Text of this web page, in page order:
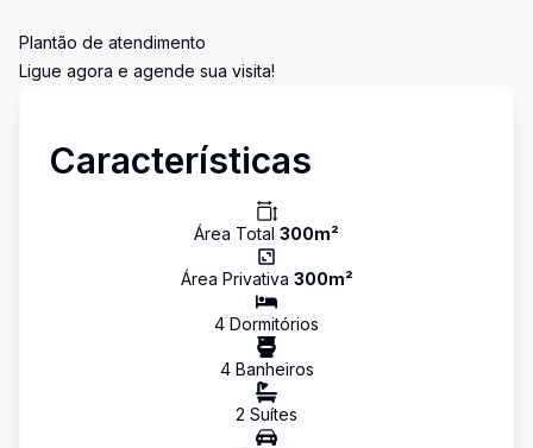
Plantão de atendimento
Ligue agora e agende sua visita!
Características
Área Total 300m²
Área Privativa 300m²
4 Dormitórios
4Banheiros
2 Suítes